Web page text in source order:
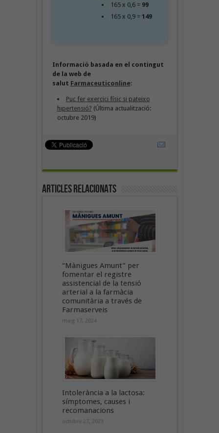
165 x 0,6 = 99
165 x 0,9 = 149
Informació basada en el contingut
de la web de
salut Farmaceuticonline:
Puc fer exercici físic si pateixo
hipertensió? (Última actualització:
octubre 2019)
Articles Relacionats
“Mànigues Amunt” per
fomentar el registre
assistencial de la tensió
arterial a la farmàcia
comunitària a través de
Farmaserveis
maig 17, 2024
Intolerància a la lactosa:
símptomes, causes i
recomanacions
octubre 27, 2023